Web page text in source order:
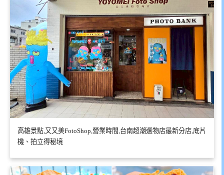
高雄景點,又又美FotoShop,營業時間,台南超潮選物店最新分店,底片
機、拍立得秘境